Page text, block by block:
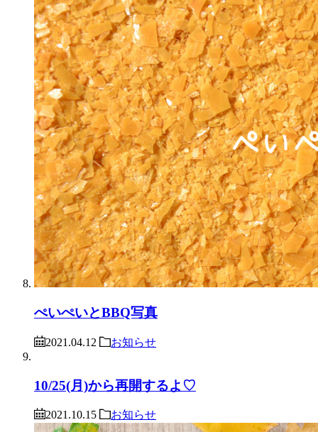
ぺいぺいとBBQ写真
2021.04.12 お知らせ
10/25(月)から再開するよ♡
2021.10.15 お知らせ